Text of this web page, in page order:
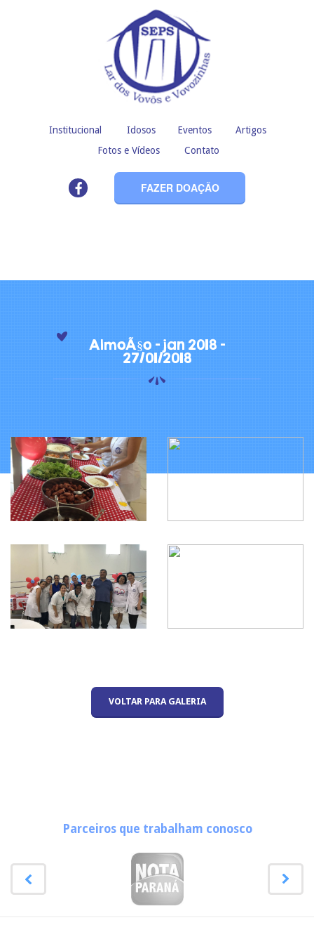
Institucional Idosos Eventos
Artigos
Fotos e Vídeos
Contato
FAZER DOAÇÃO
AlmoÃ§o - jan 2018 -
27/01/2018
VOLTAR PARA GALERIA
Parceiros que trabalham conosco